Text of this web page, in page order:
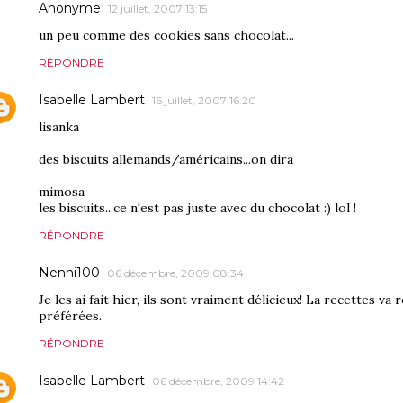
Anonyme 12 juillet, 2007 13:15
un peu comme des cookies sans chocolat...
RÉPONDRE
Isabelle Lambert 16 juillet, 2007 16:20
lisanka
des biscuits allemands/américains...on dira
mimosa
les biscuits...ce n'est pas juste avec du chocolat :) lol !
RÉPONDRE
Nenni100 06 décembre, 2009 08:34
Je les ai fait hier, ils sont vraiment délicieux! La recettes va
préférées.
RÉPONDRE
Isabelle Lambert 06 décembre, 2009 14:42